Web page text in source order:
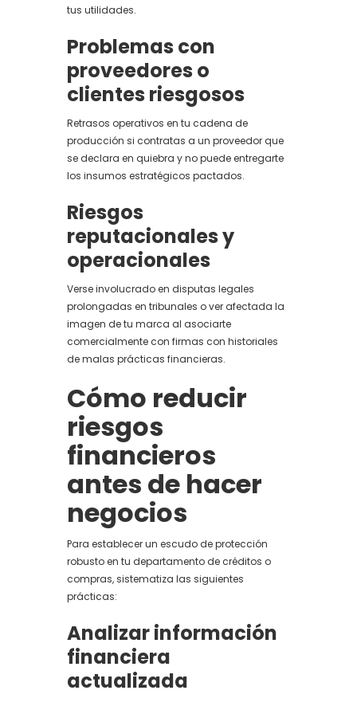
tus utilidades.
Problemas con
proveedores o
clientes riesgosos
Retrasos operativos en tu cadena de
producción si contratas a un proveedor que
se declara en quiebra y no puede entregarte
los insumos estratégicos pactados.
Riesgos
reputacionales y
operacionales
Verse involucrado en disputas legales
prolongadas en tribunales o ver afectada la
imagen de tu marca al asociarte
comercialmente con firmas con historiales
de malas prácticas financieras.
Cómo reducir
riesgos
financieros
antes de hacer
negocios
Para establecer un escudo de protección
robusto en tu departamento de créditos o
compras, sistematiza las siguientes
prácticas:
Analizar información
financiera
actualizada